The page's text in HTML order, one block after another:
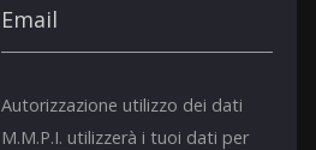
Autorizzazione utilizzo dei dati
M.M.P.I. utilizzerà i tuoi dati per